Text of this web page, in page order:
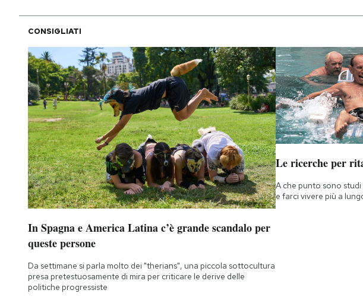
I MIEI PREFERITI
SHOP
CALENDARIO
AREA PERSONALE
Area Personale
Newsletter
Notifiche mobile
Regala il Post
Esci
CONSIGLIATI
In Spagna e America Latina c’è grande scandalo per
queste persone
Da settimane si parla molto dei "therians", una piccola sottocultura
presa pretestuosamente di mira per criticare le derive delle
politiche progressiste
Le ricerche per
A che punto sono
e farci vivere più a